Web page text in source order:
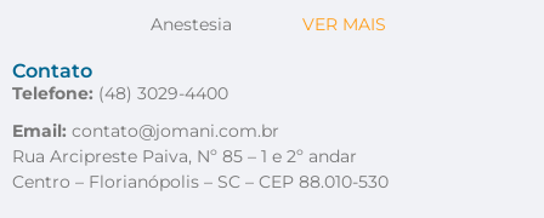
Anestesia
VER MAIS
Contato
Telefone: (48) 3029-4400
Email: contato@jomani.com.br
Rua Arcipreste Paiva, Nº 85 – 1 e 2º andar
Centro – Florianópolis – SC – CEP 88.010-530